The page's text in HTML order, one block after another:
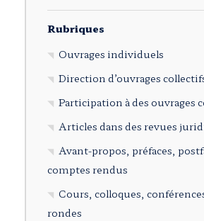
Rubriques
Ouvrages individuels
Direction d’ouvrages
Participation à des ouvrages
Articles dans des revues
Avant-propos, préfaces,
comptes rendus
Cours, colloques,
rondes